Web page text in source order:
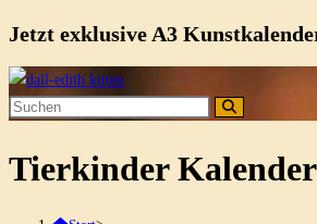
Zum
springen
Jetzt exklusive A3
Tierkinder Kalender